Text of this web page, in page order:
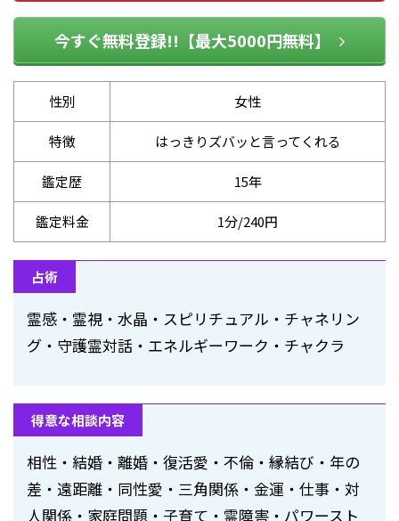
今すぐ無料登録!!【最大5000円無料】
性別 女性
特徴 はっきりズバッと言ってくれる
鑑定歴 15年
鑑定料金 1分/240円
占術
霊感・霊視・水晶・スピリチュアル・チャネリン
グ・守護霊対話・エネルギーワーク・チャクラ
得意な相談内容
相性・結婚・離婚・復活愛・不倫・縁結び・年の
差・遠距離・同性愛・三角関係・金運・仕事・対
人関係・家庭問題・子育て ・霊障害・パワースト